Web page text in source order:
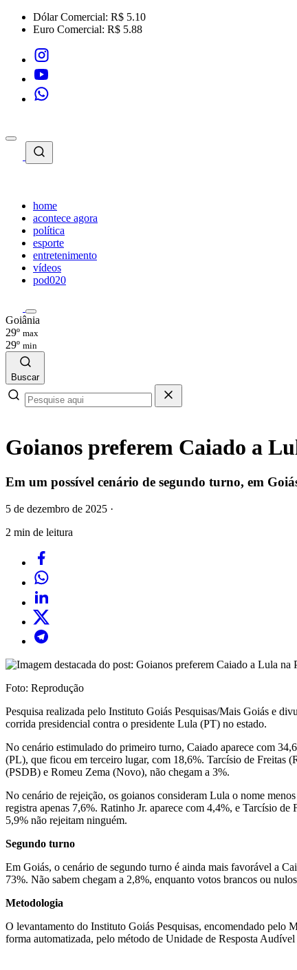
Dólar Comercial: R$ 5.10
Euro Comercial: R$ 5.88
home
acontece agora
política
esporte
entretenimento
vídeos
pod020
Goiânia
29º max
29º min
Buscar
Goianos preferem Caiado a
Em um possível cenário de segundo turno, em
5 de dezembro de 2025 ·
2 min de leitura
Foto: Reprodução
Pesquisa realizada pelo Instituto Goiás Pesquisas/Mais Goiás e
corrida presidencial contra o presidente Lula (PT) no estado.
No cenário estimulado do primeiro turno, Caiado aparece com
(PL), que ficou em terceiro lugar, com 18,6%. Tarcísio de Freitas
(PSDB) e Romeu Zema (Novo), não chegam a 3%.
No cenário de rejeição, os goianos consideram Lula o nome
registra apenas 7,6%. Ratinho Jr. aparece com 4,4%, e Tarcísio
5,9% não rejeitam ninguém.
Segundo turno
Em Goiás, o cenário de segundo turno é ainda mais favorável a
73%. Não sabem chegam a 2,8%, enquanto votos brancos ou
Metodologia
O levantamento do Instituto Goiás Pesquisas, encomendado pelo
forma automatizada, pelo método de Unidade de Resposta